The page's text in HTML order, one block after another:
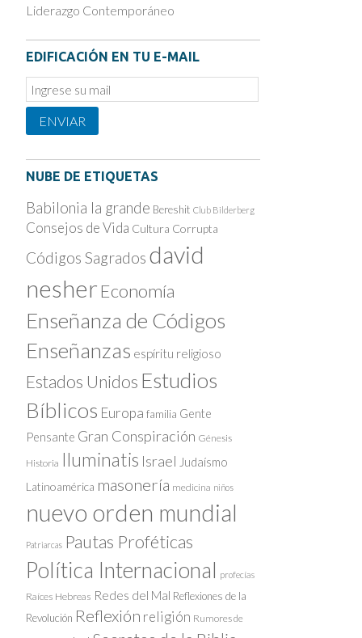
Liderazgo Contemporáneo
EDIFICACIÓN EN TU E-MAIL
Email
Subscription
ENVIAR
NUBE DE ETIQUETAS
Babilonia la grande Bereshit Club Bilderberg
Consejos de Vida Cultura Corrupta
Códigos Sagrados david
nesher Economía
Enseñanza de Códigos
Enseñanzas espíritu religioso
Estados Unidos Estudios
Bíblicos Europa familia Gente
Pensante Gran Conspiración Génesis
Historia Iluminatis Israel Judaísmo
Latinoamérica masonería medicina niños
nuevo orden mundial
Patriarcas Pautas Proféticas
Política Internacional profecías
Raíces Hebreas Redes del Mal Reflexiones de la
Revolución Reflexión religión Rumores de